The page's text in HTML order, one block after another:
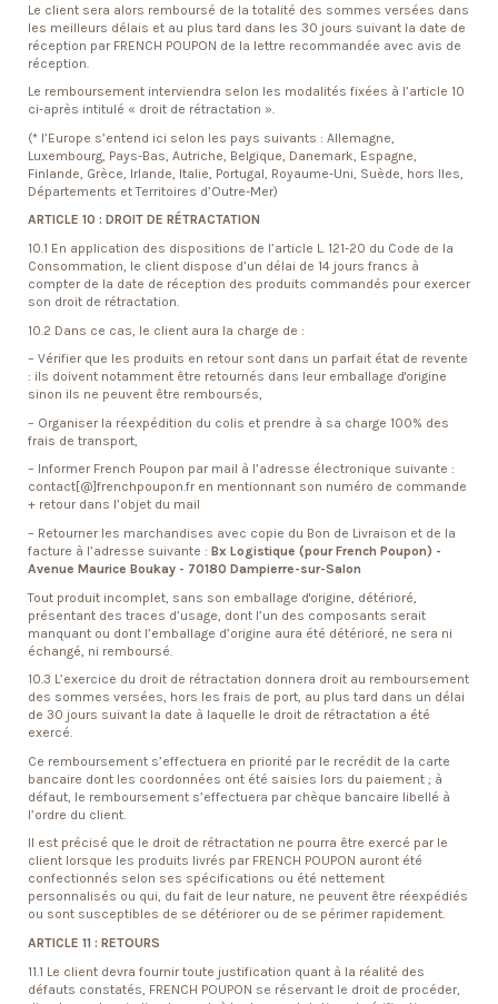
Le client sera alors remboursé de la totalité des sommes versées dans
les meilleurs délais et au plus tard dans les 30 jours suivant la date de
réception par FRENCH POUPON de la lettre recommandée avec avis de
réception.
Le remboursement interviendra selon les modalités fixées à l’article 10
ci-après intitulé « droit de rétractation ».
(* l’Europe s’entend ici selon les pays suivants : Allemagne,
Luxembourg, Pays-Bas, Autriche, Belgique, Danemark, Espagne,
Finlande, Grèce, Irlande, Italie, Portugal, Royaume-Uni, Suède, hors Iles,
Départements et Territoires d’Outre-Mer)
ARTICLE 10 : DROIT DE RÉTRACTATION
10.1 En application des dispositions de l’article L. 121-20 du Code de la
Consommation, le client dispose d’un délai de 14 jours francs à
compter de la date de réception des produits commandés pour exercer
son droit de rétractation.
10.2 Dans ce cas, le client aura la charge de :
– Vérifier que les produits en retour sont dans un parfait état de revente
: ils doivent notamment être retournés dans leur emballage d'origine
sinon ils ne peuvent être remboursés,
– Organiser la réexpédition du colis et prendre à sa charge 100% des
frais de transport,
– Informer French Poupon par mail à l’adresse électronique suivante :
contact[@]frenchpoupon.fr en mentionnant son numéro de commande
+ retour dans l’objet du mail
– Retourner les marchandises avec copie du Bon de Livraison et de la
facture à l’adresse suivante : Bx Logistique (pour French Poupon) -
Avenue Maurice Boukay - 70180 Dampierre-sur-Salon
Tout produit incomplet, sans son emballage d'origine, détérioré,
présentant des traces d’usage, dont l’un des composants serait
manquant ou dont l’emballage d’origine aura été détérioré, ne sera ni
échangé, ni remboursé.
10.3 L’exercice du droit de rétractation donnera droit au remboursement
des sommes versées, hors les frais de port, au plus tard dans un délai
de 30 jours suivant la date à laquelle le droit de rétractation a été
exercé.
Ce remboursement s’effectuera en priorité par le recrédit de la carte
bancaire dont les coordonnées ont été saisies lors du paiement ; à
défaut, le remboursement s’effectuera par chèque bancaire libellé à
l’ordre du client.
Il est précisé que le droit de rétractation ne pourra être exercé par le
client lorsque les produits livrés par FRENCH POUPON auront été
confectionnés selon ses spécifications ou été nettement
personnalisés ou qui, du fait de leur nature, ne peuvent être réexpédiés
ou sont susceptibles de se détériorer ou de se périmer rapidement.
ARTICLE 11 : RETOURS
11.1 Le client devra fournir toute justification quant à la réalité des
défauts constatés, FRENCH POUPON se réservant le droit de procéder,